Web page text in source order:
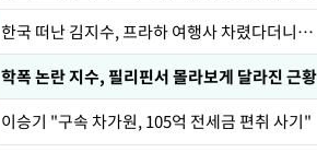
한국 떠난 김지수, 프라하 여행사 차렸다더니…
학폭 논란 지수, 필리핀서 몰라보게 달라진 근황
이승기 "구속 차가원, 105억 전세금 편취 사기"